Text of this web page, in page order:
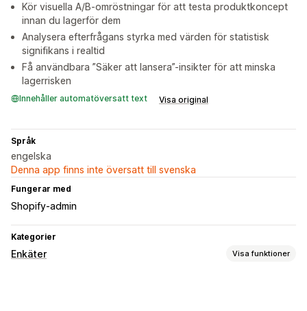
Kör visuella A/B-omröstningar för att testa produktkoncept
innan du lagerför dem
Analysera efterfrågans styrka med värden för statistisk
signifikans i realtid
Få användbara ”Säker att lansera”-insikter för att minska
lagerrisken
Innehåller automatöversatt text Visa original
Språk
engelska
Denna app finns inte översatt till svenska
Fungerar med
Shopify-admin
Kategorier
Enkäter Visa funktioner